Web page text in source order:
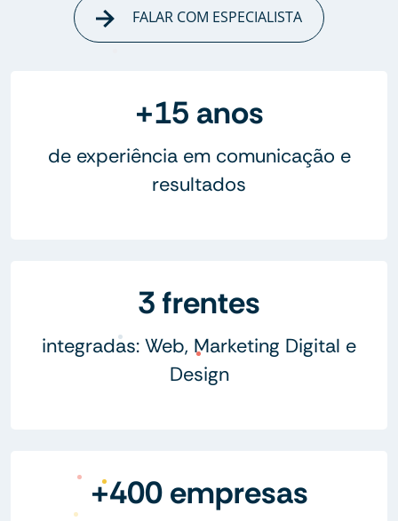
FALAR COM ESPECIALISTA
+15 anos
de experiência em comunicação e
resultados
3 frentes
integradas: Web, Marketing Digital e
Design
+400 empresas